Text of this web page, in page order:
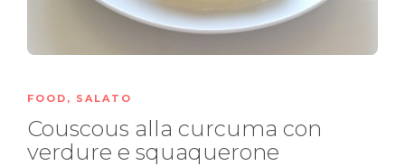
FOOD , SALATO
Couscous alla curcuma con
verdure e squaquerone